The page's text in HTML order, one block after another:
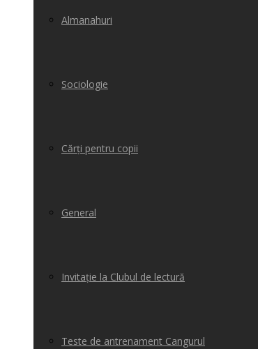
Almanahuri
Sociologie
Cărți pentru copii
General
Invitație la Clubul de lectură
Teste de antrenament Cangurul